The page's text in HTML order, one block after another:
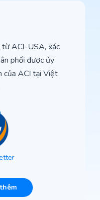
từ ACI-USA, xác
phối được ủy
của ACI tại Việt